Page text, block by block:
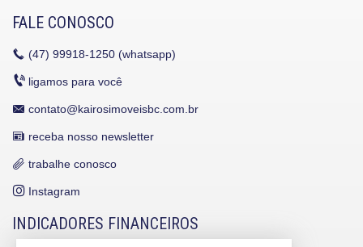
FALE CONOSCO
(47) 99918-1250 (whatsapp)
ligamos para você
contato@kairosimoveisbc.com.br
receba nosso newsletter
trabalhe conosco
Instagram
INDICADORES FINANCEIROS